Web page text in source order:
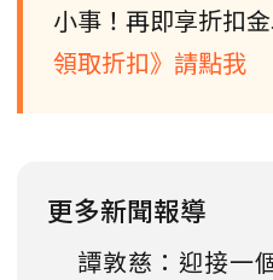
小事！再即享折扣金
領取折扣》請點我
更多新聞報導
譚敦慈：迎接一